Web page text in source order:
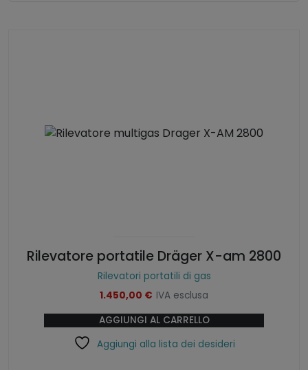
Rilevatore portatile Dräger X-am 2800
Rilevatori portatili di gas
1.450,00 € IVA esclusa
AGGIUNGI AL CARRELLO
Aggiungi alla lista dei desideri